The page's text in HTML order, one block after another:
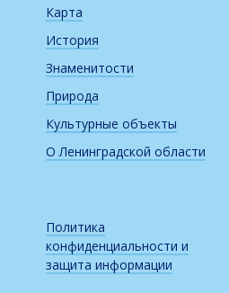
Карта
История
Знаменитости
Природа
Культурные объекты
О Ленинградской области
Политика
конфиденциальности и
защита информации